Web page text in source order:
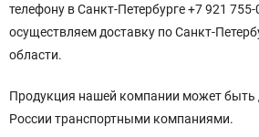
телефону в Санкт-Петербурге +7 921
осуществляем доставку по Санкт-
области.
Продукция нашей компании может быть
России транспортными компаниями.